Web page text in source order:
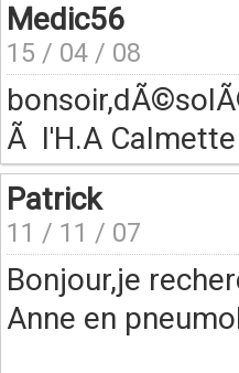
Medic56
15 / 04 / 08
Ã l'H.A
Patrick
11 / 11 / 07
Bonjour,je
Anne en